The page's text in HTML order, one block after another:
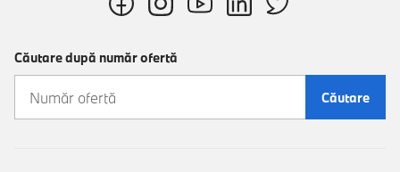
Căutare după număr ofertă
Căutare